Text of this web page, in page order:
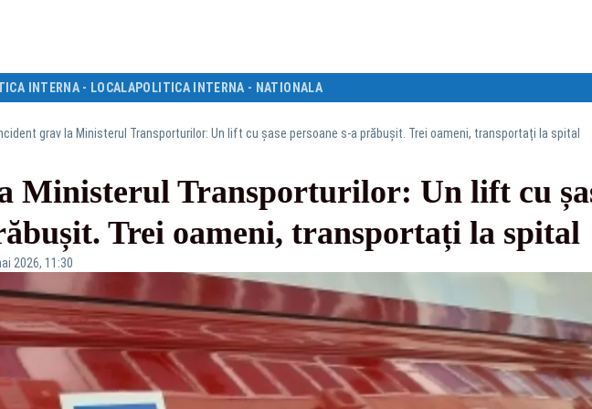
INTERNA - LOCALAPOLITICA INTERNA - NATIONALA
grav la Ministerul Transporturilor: Un lift cu șase persoane s-a prăbușit. Trei oameni, transportați la spital
Ministerul Transporturilor: Un lift cu
Trei oameni, transportați la spital
2026, 11:30